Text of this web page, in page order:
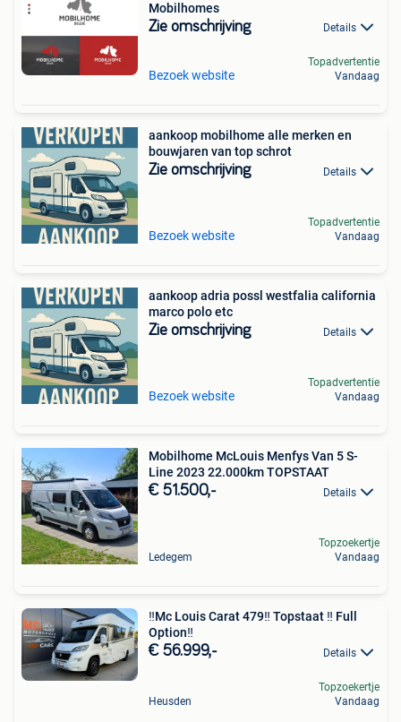
Mobilhomes
Zie omschrijving Details
Bezoek website
Topadvertentie
Vandaag
aankoop mobilhome alle merken en
bouwjaren van top schrot
Zie omschrijving Details
Bezoek website
Topadvertentie
Vandaag
aankoop adria possl westfalia california
marco polo etc
Zie omschrijving Details
Bezoek website
Topadvertentie
Vandaag
Mobilhome McLouis Menfys Van 5 S-
Line 2023 22.000km TOPSTAAT
€ 51.500,- Details
Ledegem
Topzoekertje
Vandaag
‼️Mc Louis Carat 479‼️ Topstaat ‼️ Full
Option‼️
€ 56.999,- Details
Heusden
Topzoekertje
Vandaag